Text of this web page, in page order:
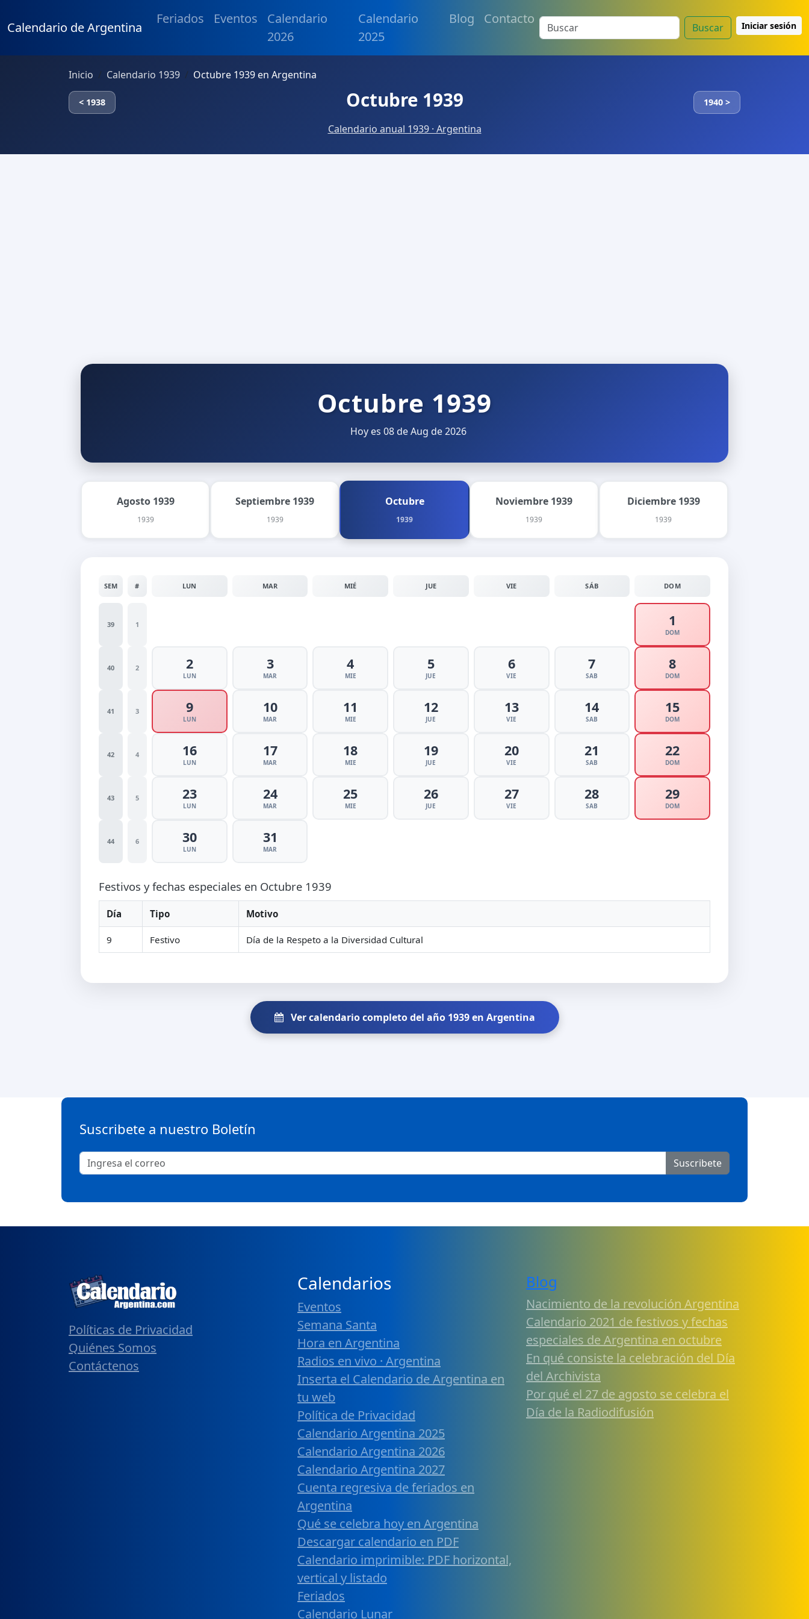
Calendario de Argentina
Feriados Eventos
Calendario
2026
Calendario
2025
Blog Contacto
Buscar Iniciar sesión
Inicio Calendario 1939 Octubre 1939 en Argentina
< 1938 Octubre 1939 1940 >
Calendario anual 1939 · Argentina
Octubre 1939
Hoy es 08 de Aug de 2026
Agosto 1939
1939
Septiembre 1939
1939
Octubre
1939
Noviembre 1939
1939
Diciembre 1939
1939
SEM # LUN MAR MIÉ JUE VIE SÁB DOM
39 1 1
DOM
40 2 2
LUN
3
MAR
4
MIE
5
JUE
6
VIE
7
SAB
8
DOM
41 3 9
LUN
10
MAR
11
MIE
12
JUE
13
VIE
14
SAB
15
DOM
42 4 16
LUN
17
MAR
18
MIE
19
JUE
20
VIE
21
SAB
22
DOM
43 5 23
LUN
24
MAR
25
MIE
26
JUE
27
VIE
28
SAB
29
DOM
44 6 30
LUN
31
MAR
Festivos y fechas especiales en Octubre 1939
Día Tipo Motivo
9 Festivo Día de la Respeto a la Diversidad Cultural
Ver calendario completo del año 1939 en Argentina
Suscribete a nuestro Boletín
Suscribete
Políticas de Privacidad
Quiénes Somos
Contáctenos
Calendarios
Eventos
Semana Santa
Hora en Argentina
Radios en vivo · Argentina
Inserta el Calendario de Argentina en
tu web
Política de Privacidad
Calendario Argentina 2025
Calendario Argentina 2026
Calendario Argentina 2027
Cuenta regresiva de feriados en
Argentina
Qué se celebra hoy en Argentina
Descargar calendario en PDF
Calendario imprimible: PDF horizontal,
vertical y listado
Feriados
Calendario Lunar
Blog
Nacimiento de la revolución Argentina
Calendario 2021 de festivos y fechas
especiales de Argentina en octubre
En qué consiste la celebración del Día
del Archivista
Por qué el 27 de agosto se celebra el
Día de la Radiodifusión